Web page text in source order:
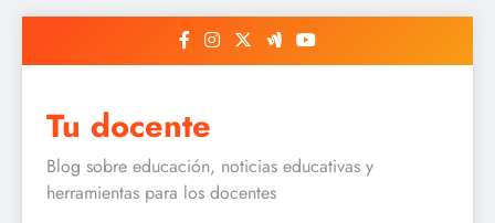
Tu docente
Blog sobre educación, noticias educativas y
herramientas para los docentes